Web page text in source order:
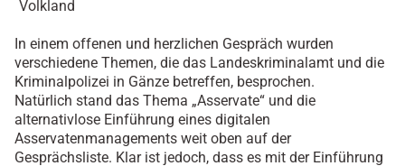
Volkland
In einem offenen und herzlichen Gespräch wurden
verschiedene Themen, die das Landeskriminalamt und die
Kriminalpolizei in Gänze betreffen, besprochen.
Natürlich stand das Thema „Asservate“ und die
alternativlose Einführung eines digitalen
Asservatenmanagements weit oben auf der
Gesprächsliste. Klar ist jedoch, dass es mit der Einführung